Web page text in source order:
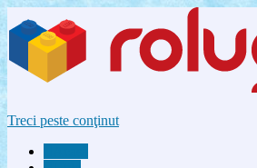
Treci peste conţinut